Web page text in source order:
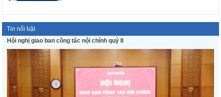
Tin nổi bật
Hội nghị giao ban công tác nội chính quý II